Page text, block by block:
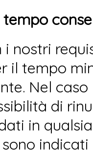
tempo
i nostri
il tempo
Nel
di
in